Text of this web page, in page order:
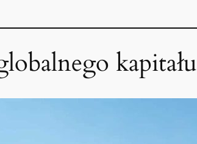
kapitału